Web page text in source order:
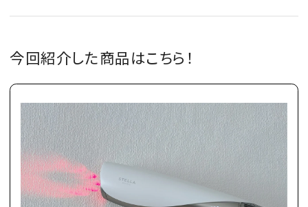
今回紹介した商品はこちら！